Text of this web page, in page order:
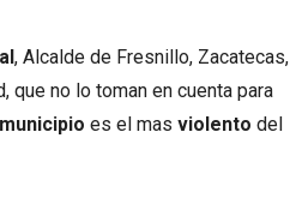
, Alcalde de Fresnillo, Zacatecas,
que no lo toman en cuenta para
municipio es el mas violento del